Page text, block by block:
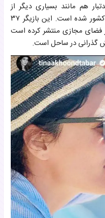
هم مانند بسیاری دیگر از
سلبریتی های ایرانی راهی خارج از کشور شده است. این بازیگر ۳۷
مجازی منتشر کرده است
گذرانی در ساحل است.